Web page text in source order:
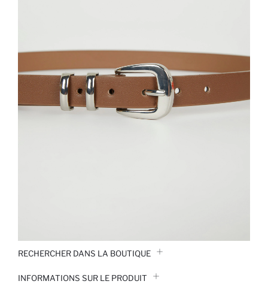
RECHERCHER DANS LA BOUTIQUE
INFORMATIONS SUR LE PRODUIT